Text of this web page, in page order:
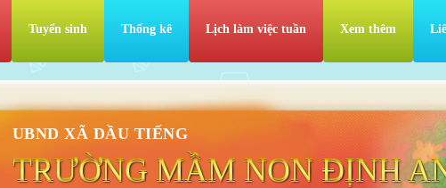
Tuyển sinh Thống kê Lịch làm việc tuần Xem thêm
UBND XÃ DẦU TIẾNG
TRƯỜNG MẦM NON ĐỊNH